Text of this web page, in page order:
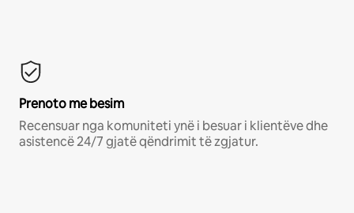
Prenoto me besim
Recensuar nga komuniteti ynë i besuar i klientëve dhe
asistencë 24/7 gjatë qëndrimit të zgjatur.